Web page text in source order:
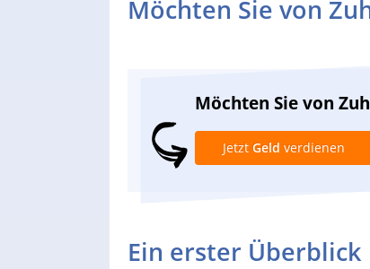
Möchten Sie von
Möchten Sie von
Jetzt Geld verdienen
Ein erster Überblick